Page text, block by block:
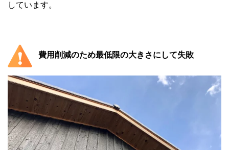
しています。
費用削減のため最低限の大きさにして失敗